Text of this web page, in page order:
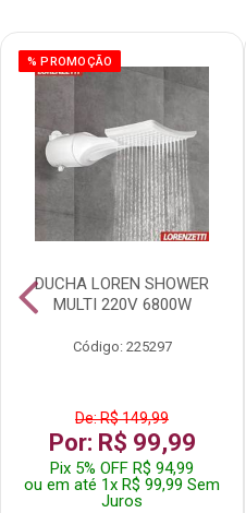
% PROMOÇÃO
DUCHA LOREN SHOWER
MULTI 220V 6800W
Código: 225297
De: R$ 149,99
Por: R$ 99,99
Pix 5% OFF R$ 94,99
ou em até 1x R$ 99,99 Sem
Juros